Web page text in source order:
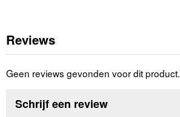
Reviews
Geen reviews gevonden voor dit product.
Schrijf een review